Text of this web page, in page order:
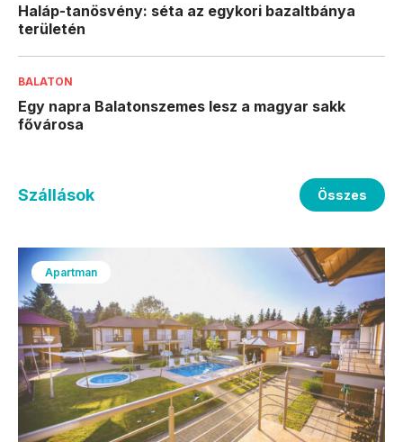
Haláp-tanösvény: séta az egykori bazaltbánya
területén
BALATON
Egy napra Balatonszemes lesz a magyar sakk
fővárosa
Szállások Összes
Apartman